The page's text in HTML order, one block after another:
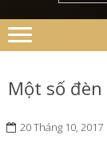
Một số
20 Tháng 10, 2017